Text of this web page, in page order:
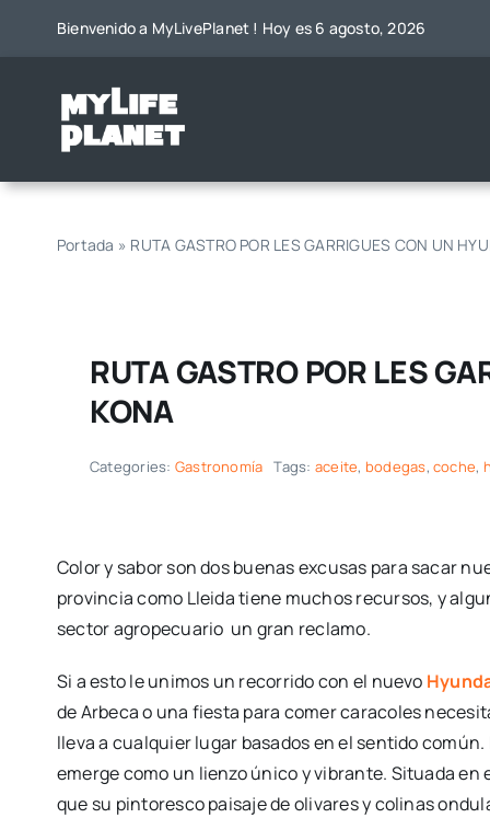
Bienvenido a MyLivePlanet ! Hoy es 6 agosto, 2026
Portada » RUTA GASTRO POR LES GARRIGUES CON UN
RUTA GASTRO POR LES
KONA
Categories: Gastronomía Tags: aceite, bodegas,coche,
Color y sabor son dos buenas excusas para sacar
provincia como Lleida tiene muchos recursos, y
sector agropecuario un gran reclamo.
Si a esto le unimos un recorrido con el nuevo
de Arbeca o una fiesta para comer caracoles
lleva a cualquier lugar basados en el sentido
emerge como un lienzo único y vibrante. Situada
que su pintoresco paisaje de olivares y colinas